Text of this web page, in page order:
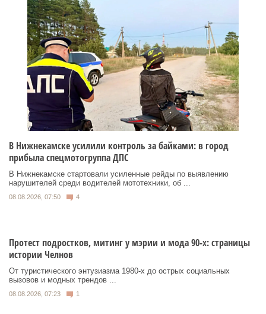
В Нижнекамске усилили контроль за байками: в город
прибыла спецмотогруппа ДПС
В Нижнекамске стартовали усиленные рейды по выявлению
нарушителей среди водителей мототехники, об ...
08.08.2026, 07:50 4
Протест подростков, митинг у мэрии и мода 90-х: страницы
истории Челнов
От туристического энтузиазма 1980‑х до острых социальных
вызовов и модных трендов ...
08.08.2026, 07:23 1